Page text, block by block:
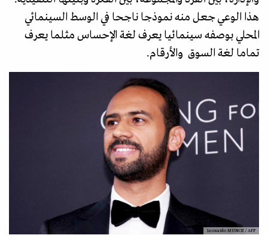
هذا الوعي جعل منه نموذجا ناجحا في الوسط السينمائي
المحلي بوصفه سينمائيا يعرف لغة الإحساس مثلما يعرف
تماما لغة السوق والأرقام.
Leonardo MUNOZ / AFP